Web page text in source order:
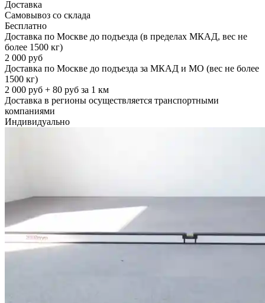
Доставка
Самовывоз со склада
Бесплатно
Доставка по Москве до подъезда (в пределах МКАД, вес не
более 1500 кг)
2 000 руб
Доставка по Москве до подъезда за МКАД и МО (вес не более
1500 кг)
2 000 руб + 80 руб за 1 км
Доставка в регионы осуществляется транспортными
компаниями
Индивидуально